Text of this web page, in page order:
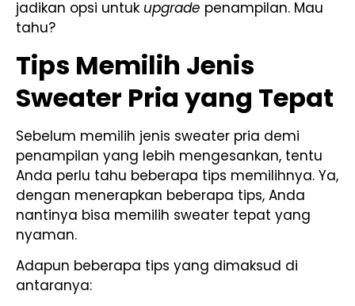
jadikan opsi untuk upgrade penampilan. Mau
tahu?
Tips Memilih Jenis
Sweater Pria yang Tepat
Sebelum memilih jenis sweater pria demi
penampilan yang lebih mengesankan, tentu
Anda perlu tahu beberapa tips memilihnya. Ya,
dengan menerapkan beberapa tips, Anda
nantinya bisa memilih sweater tepat yang
nyaman.
Adapun beberapa tips yang dimaksud di
antaranya: